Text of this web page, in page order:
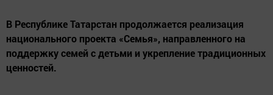
В Республике Татарстан продолжается реализация
национального проекта «Семья», направленного на
поддержку семей с детьми и укрепление традиционных
ценностей.